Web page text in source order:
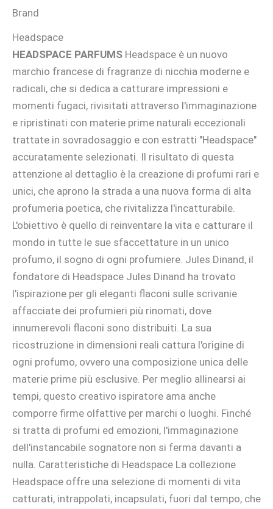
Brand
Headspace
HEADSPACE PARFUMS Headspace è un nuovo
marchio francese di fragranze di nicchia moderne e
radicali, che si dedica a catturare impressioni e
momenti fugaci, rivisitati attraverso l'immaginazione
e ripristinati con materie prime naturali eccezionali
trattate in sovradosaggio e con estratti "Headspace"
accuratamente selezionati. Il risultato di questa
attenzione al dettaglio è la creazione di profumi rari e
unici, che aprono la strada a una nuova forma di alta
profumeria poetica, che rivitalizza l'incatturabile.
L'obiettivo è quello di reinventare la vita e catturare il
mondo in tutte le sue sfaccettature in un unico
profumo, il sogno di ogni profumiere. Jules Dinand, il
fondatore di Headspace Jules Dinand ha trovato
l'ispirazione per gli eleganti flaconi sulle scrivanie
affacciate dei profumieri più rinomati, dove
innumerevoli flaconi sono distribuiti. La sua
ricostruzione in dimensioni reali cattura l'origine di
ogni profumo, ovvero una composizione unica delle
materie prime più esclusive. Per meglio allinearsi ai
tempi, questo creativo ispiratore ama anche
comporre firme olfattive per marchi o luoghi. Finché
si tratta di profumi ed emozioni, l'immaginazione
dell'instancabile sognatore non si ferma davanti a
nulla. Caratteristiche di Headspace La collezione
Headspace offre una selezione di momenti di vita
catturati, intrappolati, incapsulati, fuori dal tempo, che